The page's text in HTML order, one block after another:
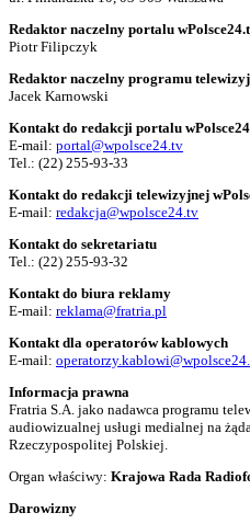
Redaktor naczelny portalu
Piotr Filipczyk
Redaktor naczelny programu
Jacek Karnowski
Kontakt do redakcji portalu
E-mail: portal@wpolsce24.tv
Tel.: (22) 255-93-33
Kontakt do redakcji telewizyjnej
E-mail: redakcja@wpolsce24.tv
Kontakt do sekretariatu
Tel.: (22) 255-93-32
Kontakt do biura reklamy
E-mail: reklama@fratria.pl
Kontakt dla operatorów kablowych
E-mail:
Informacja prawna
Fratria S.A. jako nadawca programu
audiowizualnej usługi medialnej na
Rzeczypospolitej Polskiej.
Organ właściwy: Krajowa Rada
Darowizny